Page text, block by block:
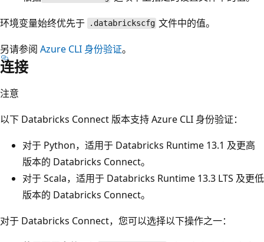
环境变量始终优先于
.databrickscfg 文件中的值。
另请参阅 Azure CLI 身份验证。
连接
注意
以下 Databricks Connect 版本支持 Azure CLI 身份验证：
对于 Python，适用于 Databricks Runtime 13.1 及更高
版本的 Databricks Connect。
对于 Scala，适用于 Databricks Runtime 13.3 LTS 及更低
版本的 Databricks Connect。
对于 Databricks Connect，您可以选择以下操作之一：